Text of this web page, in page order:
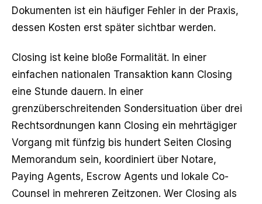
Dokumenten ist ein häufiger Fehler in der Praxis,
dessen Kosten erst später sichtbar werden.
Closing ist keine bloße Formalität. In einer
einfachen nationalen Transaktion kann Closing
eine Stunde dauern. In einer
grenzüberschreitenden Sondersituation über drei
Rechtsordnungen kann Closing ein mehrtägiger
Vorgang mit fünfzig bis hundert Seiten Closing
Memorandum sein, koordiniert über Notare,
Paying Agents, Escrow Agents und lokale Co-
Counsel in mehreren Zeitzonen. Wer Closing als